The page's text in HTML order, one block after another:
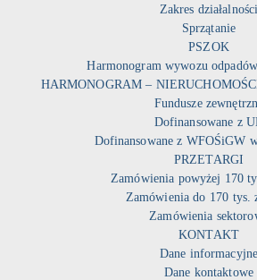
Zakres działalności
Sprzątanie
PSZOK
Harmonogram wywozu
HARMONOGRAM –
Fundusze
Dofinansowane z
Dofinansowane z WFOŚiGW
PRZETARGI
Zamówienia powyżej 170
Zamówienia do 170 tys.
Zamówienia
KONTAKT
Dane informacyjne
Dane kontaktowe